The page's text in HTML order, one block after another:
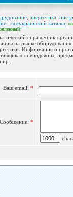
энергетика,
- всеукраинский каталог
справочник
на рынке оборудования
Информация о
спецодежны,
Ваш email: *
Сообщение: *